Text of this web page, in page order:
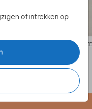
of intrekken op